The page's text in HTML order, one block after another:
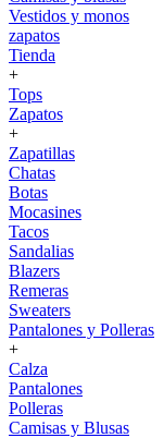
Vestidos y monos
zapatos
Tienda
+
Tops
Zapatos
+
Zapatillas
Chatas
Botas
Mocasines
Tacos
Sandalias
Blazers
Remeras
Sweaters
Pantalones y Polleras
+
Calza
Pantalones
Polleras
Camisas y Blusas